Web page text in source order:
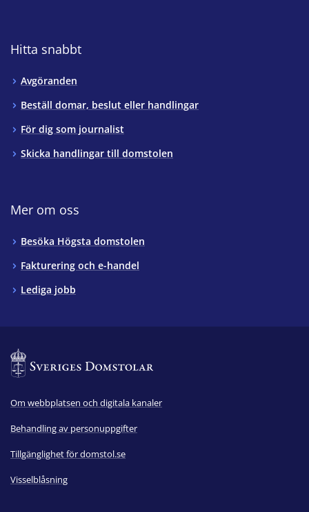
Hitta snabbt
Avgöranden
Beställ domar, beslut eller handlingar
För dig som journalist
Skicka handlingar till domstolen
Mer om oss
Besöka Högsta domstolen
Fakturering och e-handel
Lediga jobb
Om webbplatsen och digitala kanaler
Behandling av personuppgifter
Tillgänglighet för domstol.se
Visselblåsning